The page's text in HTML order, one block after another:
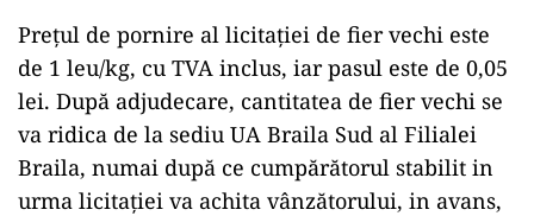
Preţul de pornire al licitaţiei de fier vechi este
de 1 leu/kg, cu TVA inclus, iar pasul este de 0,05
lei. După adjudecare, cantitatea de fier vechi se
va ridica de la sediu UA Braila Sud al Filialei
Braila, numai după ce cumpărătorul stabilit in
urma licitaţiei va achita vânzătorului, in avans,